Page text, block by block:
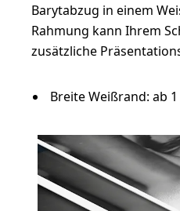
Barytabzug in einem
Rahmung kann Ihrem
zusätzliche
Breite Weißrand: ab